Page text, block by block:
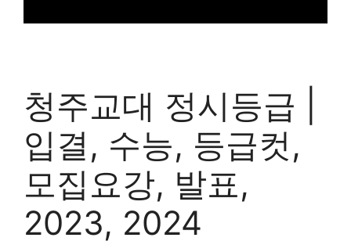
청주교대 정시등급 |
입결, 수능, 등급컷,
모집요강, 발표,
2023, 2024